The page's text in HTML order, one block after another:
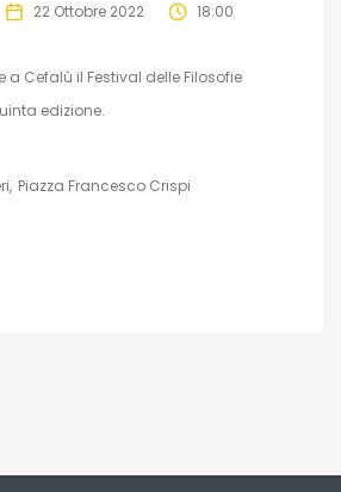
22 Ottobre 2022 18:00
Cefalù il Festival delle Filosofie
edizione.
Piazza Francesco Crispi